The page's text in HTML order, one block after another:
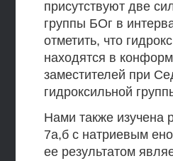
присутствуют две
группы БОг в
отметить, что
находятся в
заместителей при
гидроксильной
Нами также изучена
7а,б с натриевым
ее результатом